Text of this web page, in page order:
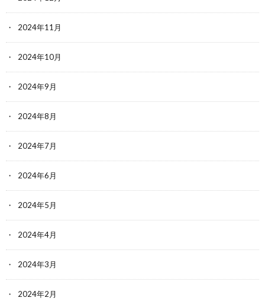
2024年11月
2024年10月
2024年9月
2024年8月
2024年7月
2024年6月
2024年5月
2024年4月
2024年3月
2024年2月